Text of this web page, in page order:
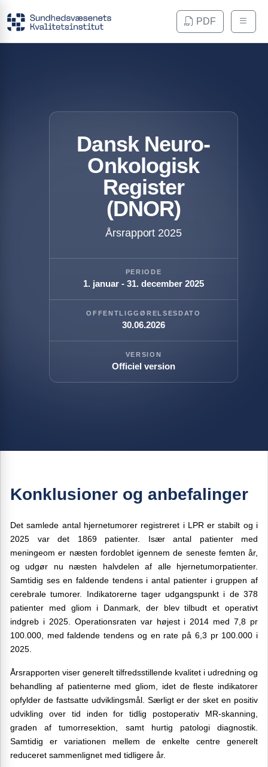
PDF
Dansk Neuro-
Onkologisk
Register
(DNOR)
Årsrapport 2025
PERIODE
1. januar - 31. december 2025
OFFENTLIGGØRELSESDATO
30.06.2026
VERSION
Officiel version
Konklusioner og anbefalinger
Det samlede antal hjernetumorer registreret i LPR er stabilt og i
2025 var det 1869 patienter. Især antal patienter med
meningeom er næsten fordoblet igennem de seneste femten år,
og udgør nu næsten halvdelen af alle hjernetumorpatienter.
Samtidig ses en faldende tendens i antal patienter i gruppen af
cerebrale tumorer. Indikatorerne tager udgangspunkt i de 378
patienter med gliom i Danmark, der blev tilbudt et operativt
indgreb i 2025. Operationsraten var højest i 2014 med 7,8 pr
100.000, med faldende tendens og en rate på 6,3 pr 100.000 i
2025.
Årsrapporten viser generelt tilfredsstillende kvalitet i udredning og
behandling af patienterne med gliom, idet de fleste indikatorer
opfylder de fastsatte udviklingsmål. Særligt er der sket en positiv
udvikling over tid inden for tidlig postoperativ MR-skanning,
graden af tumorresektion, samt hurtig patologi diagnostik.
Samtidig er variationen mellem de enkelte centre generelt
reduceret sammenlignet med tidligere år.